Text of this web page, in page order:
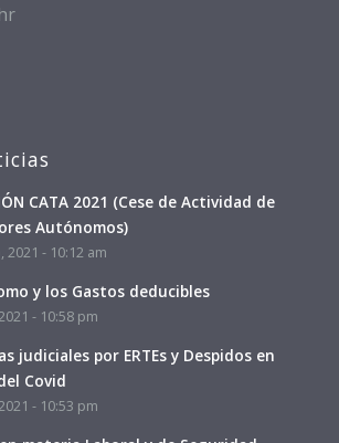
CATA 2021 (Cese de Actividad de
Autónomos)
2021 - 10:12 am
y los Gastos deducibles
- 10:58 pm
judiciales por ERTEs y Despidos en
Covid
- 10:53 pm